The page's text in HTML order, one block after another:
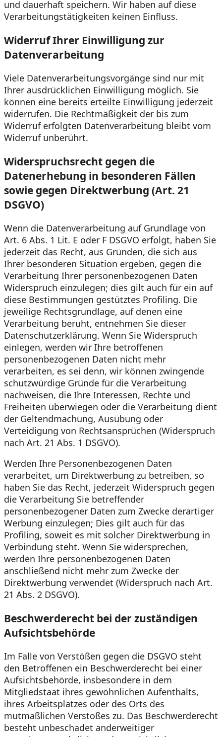
und dauerhaft speichern. Wir haben auf diese
Verarbeitungstätigkeiten keinen Einfluss.
Widerruf Ihrer Einwilligung zur
Datenverarbeitung
Viele Datenverarbeitungsvorgänge sind nur mit
Ihrer ausdrücklichen Einwilligung möglich. Sie
können eine bereits erteilte Einwilligung jederzeit
widerrufen. Die Rechtmäßigkeit der bis zum
Widerruf erfolgten Datenverarbeitung bleibt vom
Widerruf unberührt.
Widerspruchsrecht gegen die
Datenerhebung in besonderen Fällen
sowie gegen Direktwerbung (Art. 21
DSGVO)
Wenn die Datenverarbeitung auf Grundlage von
Art. 6 Abs. 1 Lit. E oder F DSGVO erfolgt, haben Sie
jederzeit das Recht, aus Gründen, die sich aus
Ihrer besonderen Situation ergeben, gegen die
Verarbeitung Ihrer personenbezogenen Daten
Widerspruch einzulegen; dies gilt auch für ein auf
diese Bestimmungen gestütztes Profiling. Die
jeweilige Rechtsgrundlage, auf denen eine
Verarbeitung beruht, entnehmen Sie dieser
Datenschutzerklärung. Wenn Sie Widerspruch
einlegen, werden wir Ihre betroffenen
personenbezogenen Daten nicht mehr
verarbeiten, es sei denn, wir können zwingende
schutzwürdige Gründe für die Verarbeitung
nachweisen, die Ihre Interessen, Rechte und
Freiheiten überwiegen oder die Verarbeitung dient
der Geltendmachung, Ausübung oder
Verteidigung von Rechtsansprüchen (Widerspruch
nach Art. 21 Abs. 1 DSGVO).
Werden Ihre Personenbezogenen Daten
verarbeitet, um Direktwerbung zu betreiben, so
haben Sie das Recht, jederzeit Widerspruch gegen
die Verarbeitung Sie betreffender
personenbezogener Daten zum Zwecke derartiger
Werbung einzulegen; Dies gilt auch für das
Profiling, soweit es mit solcher Direktwerbung in
Verbindung steht. Wenn Sie widersprechen,
werden Ihre personenbezogenen Daten
anschließend nicht mehr zum Zwecke der
Direktwerbung verwendet (Widerspruch nach Art.
21 Abs. 2 DSGVO).
Beschwerde­recht bei der zuständigen
Aufsichts­behörde
Im Falle von Verstößen gegen die DSGVO steht
den Betroffenen ein Beschwerderecht bei einer
Aufsichtsbehörde, insbesondere in dem
Mitgliedstaat ihres gewöhnlichen Aufenthalts,
ihres Arbeitsplatzes oder des Orts des
mutmaßlichen Verstoßes zu. Das Beschwerderecht
besteht unbeschadet anderweitiger